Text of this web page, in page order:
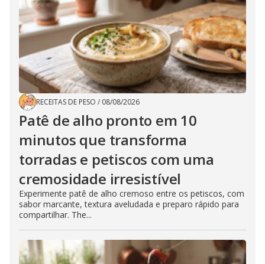
RECEITAS DE PESO / 08/08/2026
Patê de alho pronto em 10
minutos que transforma
torradas e petiscos com uma
cremosidade irresistível
Experimente patê de alho cremoso entre os petiscos, com
sabor marcante, textura aveludada e preparo rápido para
compartilhar. The...